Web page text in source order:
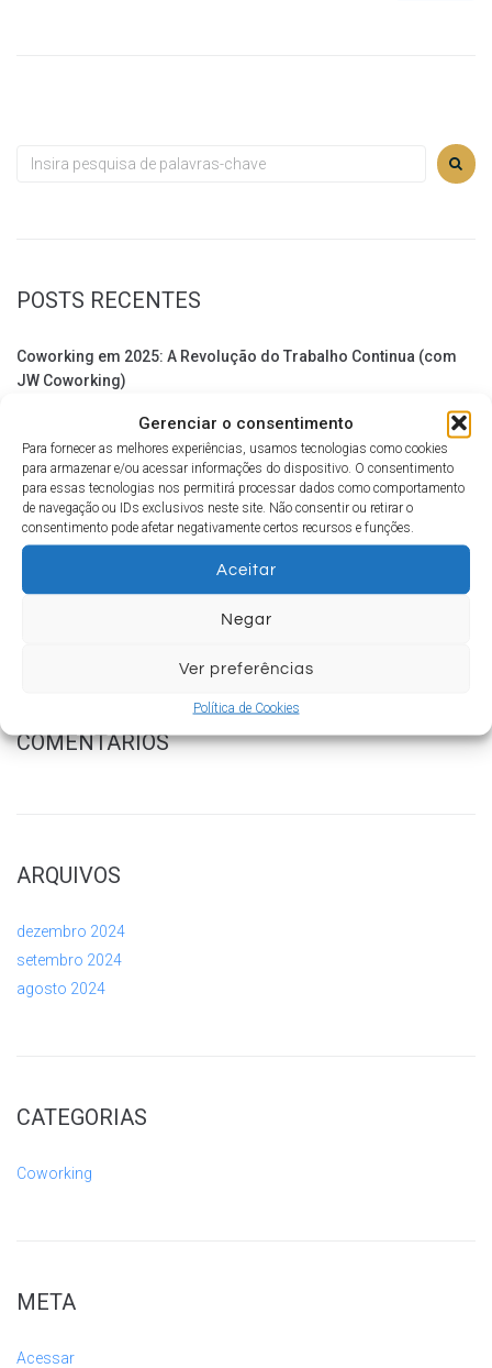
Gerenciar o consentimento
Para fornecer as melhores experiências, usamos tecnologias como cookies
para armazenar e/ou acessar informações do dispositivo. O consentimento
para essas tecnologias nos permitirá processar dados como comportamento
de navegação ou IDs exclusivos neste site. Não consentir ou retirar o
consentimento pode afetar negativamente certos recursos e funções.
Aceitar
Negar
Ver preferências
Política de Cookies
POSTS RECENTES
Coworking em 2025: A Revolução do Trabalho Continua (com
JW Coworking)
Descubra as Vantagens de um Escritório Virtual em Mossoró
com o JW Coworking
Coworking em Mossoró: O Futuro do Trabalho Colaborativo
As Dificuldades de Empreender e Como Superá-las
Potencialize Seu Sucesso: O Poder de Uma Localização
COMENTÁRIOS
ARQUIVOS
dezembro 2024
setembro 2024
agosto 2024
CATEGORIAS
Coworking
META
Acessar